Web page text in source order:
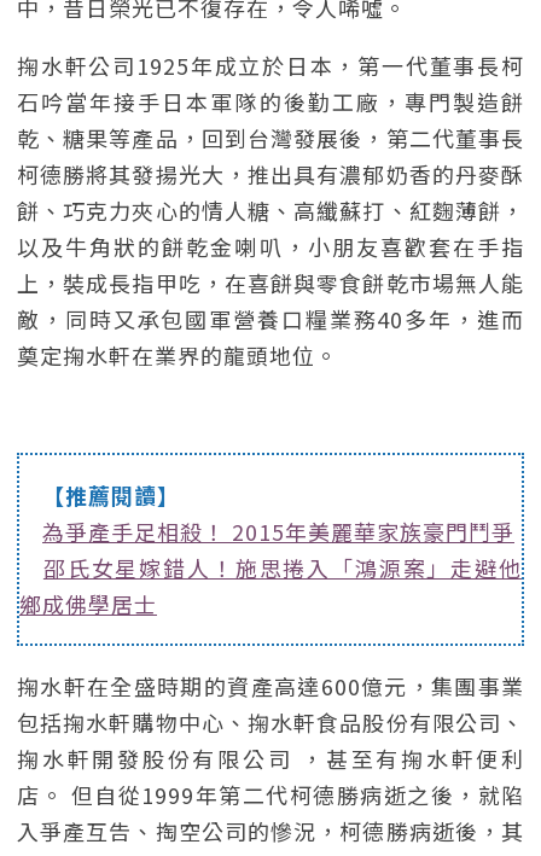
中，昔日榮光已不復存在，令人唏噓。
掬水軒公司1925年成立於日本，第一代董事長柯
石吟當年接手日本軍隊的後勤工廠，專門製造餅
乾、糖果等產品，回到台灣發展後，第二代董事長
柯德勝將其發揚光大，推出具有濃郁奶香的丹麥酥
餅、巧克力夾心的情人糖、高纖蘇打、紅麴薄餅，
以及牛角狀的餅乾金喇叭，小朋友喜歡套在手指
上，裝成長指甲吃，在喜餅與零食餅乾市場無人能
敵，同時又承包國軍營養口糧業務40多年，進而
奠定掬水軒在業界的龍頭地位。
【推薦閱讀】
為爭產手足相殺！ 2015年美麗華家族豪門鬥爭
邵氏女星嫁錯人！施思捲入「鴻源案」走避他
鄉成佛學居士
掬水軒在全盛時期的資產高達600億元，集團事業
包括掬水軒購物中心、掬水軒食品股份有限公司、
掬水軒開發股份有限公司 ，甚至有掬水軒便利
店。 但自從1999年第二代柯德勝病逝之後，就陷
入爭產互告、掏空公司的慘況，柯德勝病逝後，其